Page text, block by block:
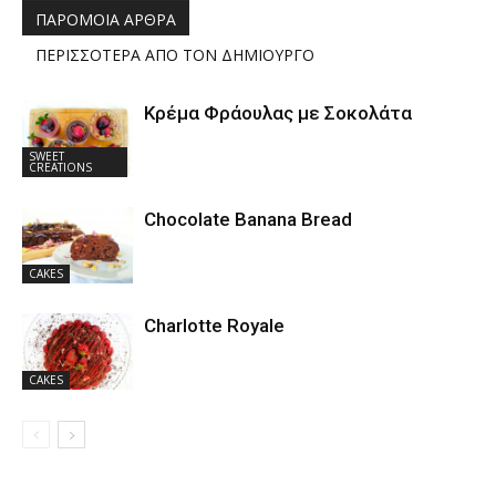
ΠΑΡΟΜΟΙΑ ΑΡΘΡΑ
ΠΕΡΙΣΣΟΤΕΡΑ ΑΠΟ ΤΟΝ ΔΗΜΙΟΥΡΓΟ
SWEET
CREATIONS
Κρέμα Φράουλας με Σοκολάτα
CAKES
Chocolate Banana Bread
CAKES
Charlotte Royale